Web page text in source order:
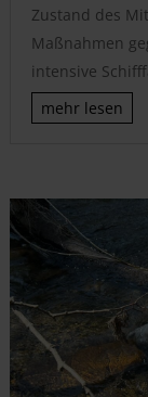
Zustand des
Maßnahmen
intensive
mehr lesen